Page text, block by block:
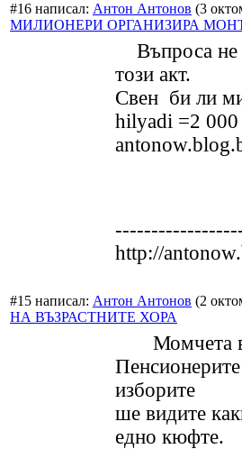
#16 написал: Антон Антонов (3
МИЛИОНЕРИ ОРГАНИЗИРА
Въпроса не
този акт.
Свен би ли
hilyadi =2
http://
#15 написал: Антон Антонов (2
НА ВЪЗРАСТНИТЕ ХОРА
Момчета
изборите
ше видите
едно кюфте.